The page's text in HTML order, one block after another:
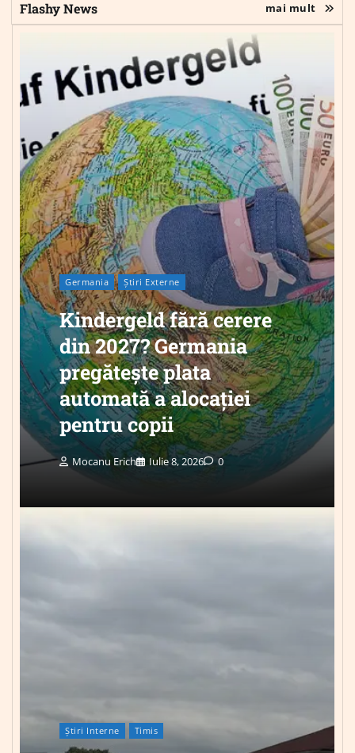
Flashy News mai mult
Germania Știri Externe
Kindergeld fără cerere
din 2027? Germania
pregătește plata
automată a alocației
pentru copii
Mocanu Erich Iulie 8, 2026 0
Știri Interne Timis